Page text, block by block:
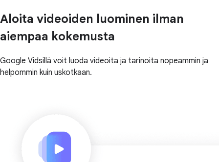
Aloita videoiden luominen ilman
aiempaa kokemusta
Google Vidsillä voit luoda videoita ja tarinoita nopeammin ja
helpommin kuin uskotkaan.